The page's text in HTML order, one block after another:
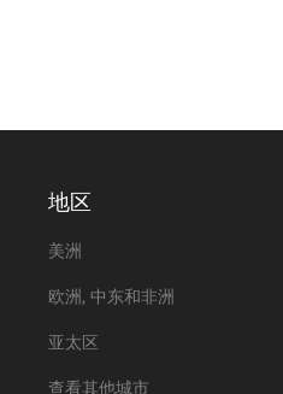
地区
美洲
欧洲, 中东和非洲
亚太区
查看其他城市